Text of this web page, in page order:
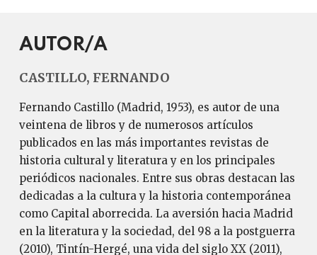
AUTOR/A
CASTILLO, FERNANDO
Fernando Castillo (Madrid, 1953), es autor de una
veintena de libros y de numerosos artículos
publicados en las más importantes revistas de
historia cultural y literatura y en los principales
periódicos nacionales. Entre sus obras destacan las
dedicadas a la cultura y la historia contemporánea
como Capital aborrecida. La aversión hacia Madrid
en la literatura y la sociedad, del 98 a la postguerra
(2010), Tintín-Hergé, una vida del siglo XX (2011),